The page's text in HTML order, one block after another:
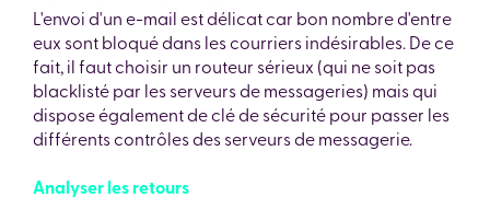
L'envoi d'un e-mail est délicat car bon nombre d'entre
eux sont bloqué dans les courriers indésirables. De ce
fait, il faut choisir un routeur sérieux (qui ne soit pas
blacklisté par les serveurs de messageries) mais qui
dispose également de clé de sécurité pour passer les
différents contrôles des serveurs de messagerie.
Analyser les retours